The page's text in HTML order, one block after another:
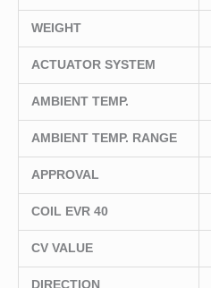
WEIGHT
ACTUATOR SYSTEM
AMBIENT TEMP.
AMBIENT TEMP. RANGE
APPROVAL
COIL EVR 40
CV VALUE
DIRECTION